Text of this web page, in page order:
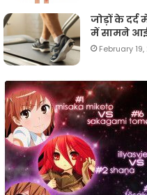
जोड़ों के दर्द
में सामने आई
February